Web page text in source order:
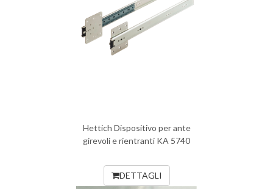
Hettich Dispositivo per ante
girevoli e rientranti KA 5740
DETTAGLI